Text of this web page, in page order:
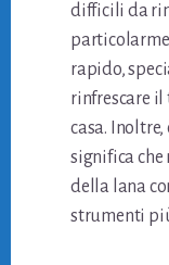
difficili da
rapido,
rinfrescare
casa.
significa che
della lana
strumenti